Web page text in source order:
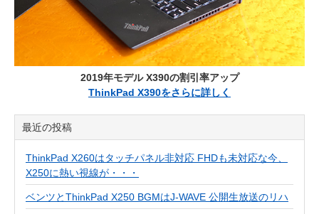
2019年モデル X390の割引率アップ
ThinkPad X390をさらに詳しく
最近の投稿
ThinkPad X260はタッチパネル非対応 FHDも未対応な今、
X250に熱い視線が・・・
ベンツとThinkPad X250 BGMはJ-WAVE 公開生放送のリハ